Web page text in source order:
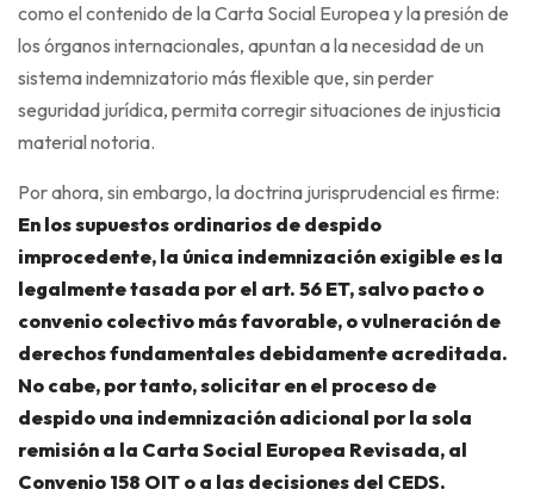
como el contenido de la Carta Social Europea y la presión de
los órganos internacionales, apuntan a la necesidad de un
sistema indemnizatorio más flexible que, sin perder
seguridad jurídica, permita corregir situaciones de injusticia
material notoria.
Por ahora, sin embargo, la doctrina jurisprudencial es firme:
En los supuestos ordinarios de despido
improcedente, la única indemnización exigible es la
legalmente tasada por el art. 56 ET, salvo pacto o
convenio colectivo más favorable, o vulneración de
derechos fundamentales debidamente acreditada.
No cabe, por tanto, solicitar en el proceso de
despido una indemnización adicional por la sola
remisión a la Carta Social Europea Revisada, al
Convenio 158 OIT o a las decisiones del CEDS.